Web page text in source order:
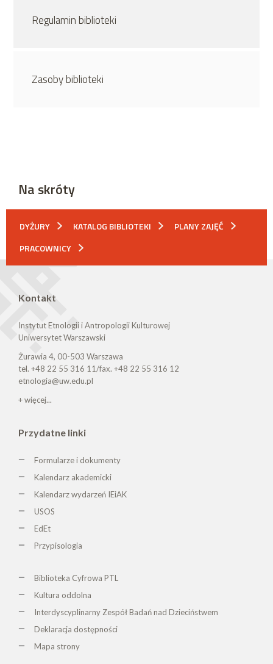
Regulamin biblioteki
Zasoby biblioteki
Na skróty
DYŻURY KATALOG BIBLIOTEKI
PLANY ZAJĘĆ
PRACOWNICY
Kontakt
Instytut Etnologii i Antropologii Kulturowej
Uniwersytet Warszawski
Żurawia 4, 00-503 Warszawa
tel. +48 22 55 316 11/fax. +48 22 55 316 12
etnologia@uw.edu.pl
+ więcej...
Przydatne linki
Formularze i dokumenty
Kalendarz akademicki
Kalendarz wydarzeń IEiAK
USOS
EdEt
Przypisologia
Biblioteka Cyfrowa PTL
Kultura oddolna
Interdyscyplinarny Zespół Badań nad Dzieciństwem
Deklaracja dostępności
Mapa strony